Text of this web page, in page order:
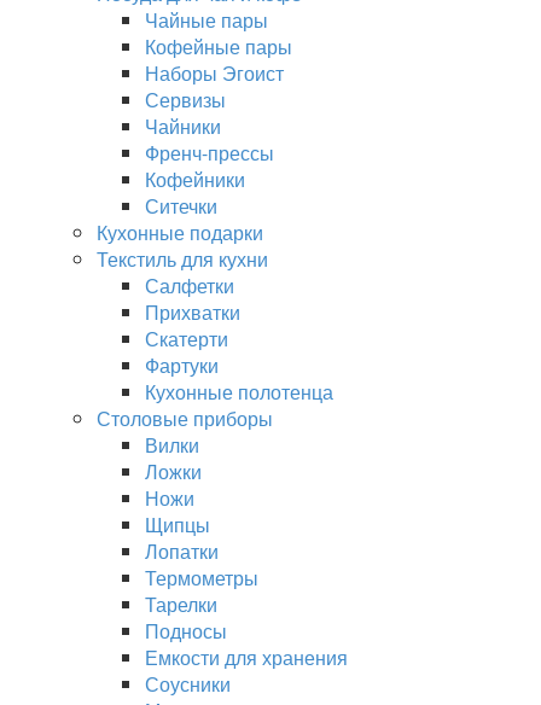
Чайные пары
Кофейные пары
Наборы Эгоист
Сервизы
Чайники
Френч-прессы
Кофейники
Ситечки
Кухонные подарки
Текстиль для кухни
Салфетки
Прихватки
Скатерти
Фартуки
Кухонные полотенца
Столовые приборы
Вилки
Ложки
Ножи
Щипцы
Лопатки
Термометры
Тарелки
Подносы
Емкости для хранения
Соусники